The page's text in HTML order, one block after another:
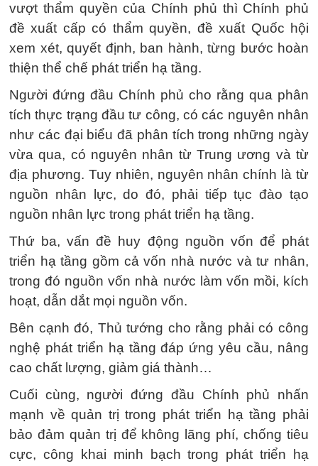
vượt thẩm quyền của Chính phủ thì Chính phủ
đề xuất cấp có thẩm quyền, đề xuất Quốc hội
xem xét, quyết định, ban hành, từng bước hoàn
thiện thể chế phát triển hạ tầng.
Người đứng đầu Chính phủ cho rằng qua phân
tích thực trạng đầu tư công, có các nguyên nhân
như các đại biểu đã phân tích trong những ngày
vừa qua, có nguyên nhân từ Trung ương và từ
địa phương. Tuy nhiên, nguyên nhân chính là từ
nguồn nhân lực, do đó, phải tiếp tục đào tạo
nguồn nhân lực trong phát triển hạ tầng.
Thứ ba, vấn đề huy động nguồn vốn để phát
triển hạ tầng gồm cả vốn nhà nước và tư nhân,
trong đó nguồn vốn nhà nước làm vốn mồi, kích
hoạt, dẫn dắt mọi nguồn vốn.
Bên cạnh đó, Thủ tướng cho rằng phải có công
nghệ phát triển hạ tầng đáp ứng yêu cầu, nâng
cao chất lượng, giảm giá thành…
Cuối cùng, người đứng đầu Chính phủ nhấn
mạnh về quản trị trong phát triển hạ tầng phải
bảo đảm quản trị để không lãng phí, chống tiêu
cực, công khai minh bạch trong phát triển hạ